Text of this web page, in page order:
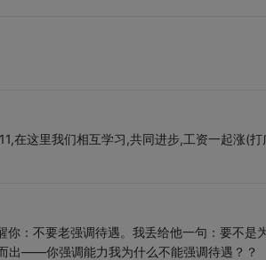
在这里我们相互学习,共同进步,工资一起涨(打
：不要老强调待遇。我丢给他一句：要不是
出——你强调能力我为什么不能强调待遇？？